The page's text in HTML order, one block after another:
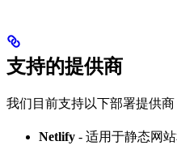
支持的提供商
我们目前支持以下部署提供商
Netlify - 适用于静态网